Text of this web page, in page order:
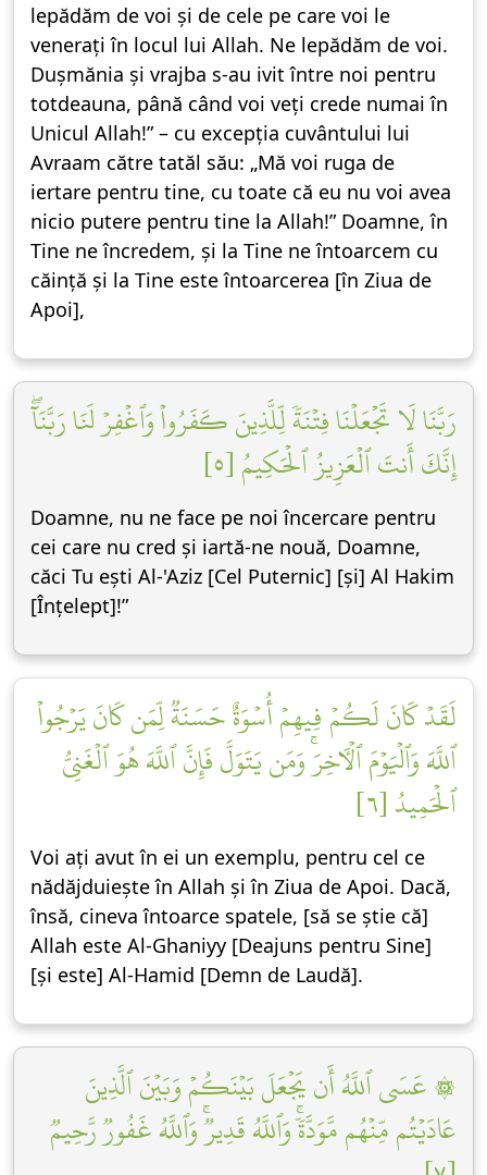
lepădăm de voi și de cele pe care voi le
venerați în locul lui Allah. Ne lepădăm de voi.
Dușmănia și vrajba s-au ivit între noi pentru
totdeauna, până când voi veți crede numai în
Unicul Allah!” – cu excepția cuvântului lui
Avraam către tatăl său: „Mă voi ruga de
iertare pentru tine, cu toate că eu nu voi avea
nicio putere pentru tine la Allah!” Doamne, în
Tine ne încredem, și la Tine ne întoarcem cu
căință și la Tine este întoarcerea [în Ziua de
Apoi],
رَبَّنَا لَا تَجۡعَلۡنَا فِتۡنَةٗ لِّلَّذِينَ كَفَرُواْ وَٱغۡفِرۡ لَنَا رَبَّنَآۖ
إِنَّكَ أَنتَ ٱلۡعَزِيزُ ٱلۡحَكِيمُ [٥]
Doamne, nu ne face pe noi încercare pentru
cei care nu cred și iartă-ne nouă, Doamne,
căci Tu ești Al-'Aziz [Cel Puternic] [și] Al Hakim
[Înțelept]!”
لَقَدۡ كَانَ لَكُمۡ فِيهِمۡ أُسۡوَةٌ حَسَنَةٞ لِّمَن كَانَ يَرۡجُواْ
ٱللَّهَ وَٱلۡيَوۡمَ ٱلۡأٓخِرَۚ وَمَن يَتَوَلَّ فَإِنَّ ٱللَّهَ هُوَ ٱلۡغَنِيُّ
ٱلۡحَمِيدُ [٦]
Voi ați avut în ei un exemplu, pentru cel ce
nădăjduiește în Allah și în Ziua de Apoi. Dacă,
însă, cineva întoarce spatele, [să se știe că]
Allah este Al-Ghaniyy [Deajuns pentru Sine]
[și este] Al-Hamid [Demn de Laudă].
۞ عَسَى ٱللَّهُ أَن يَجۡعَلَ بَيۡنَكُمۡ وَبَيۡنَ ٱلَّذِينَ
عَادَيۡتُم مِّنۡهُم مَّوَدَّةٗۚ وَٱللَّهُ قَدِيرٞۚ وَٱللَّهُ غَفُورٞ رَّحِيمٞ